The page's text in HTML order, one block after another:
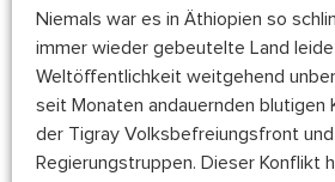
Niemals war es in Äthiopien so
immer wieder gebeutelte Land
Weltöffentlichkeit weitgehend
seit Monaten andauernden blutigen
der Tigray Volksbefreiungsfront
Regierungstruppen. Dieser Konflikt